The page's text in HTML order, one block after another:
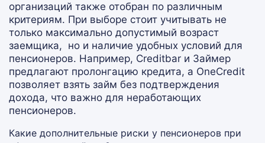
организаций также отобран по различным
критериям. При выборе стоит учитывать не
только максимально допустимый возраст
заемщика, но и наличие удобных условий для
пенсионеров. Например, Creditbar и Займер
предлагают пролонгацию кредита, а OneCredit
позволяет взять займ без подтверждения
дохода, что важно для неработающих
пенсионеров.
Какие дополнительные риски у пенсионеров при